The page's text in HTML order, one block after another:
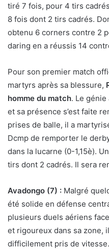
tiré 7 fois, pour 4 tirs
8 fois dont 2 tirs cadrés.
obtenu 6 corners contre 2
daring en a réussis 14
Pour son premier match
martyrs après sa blessure,
homme du match. Le génie
et sa présence s’est faite
prises de balle, il a
Dcmp de remporter le
dans la lucarne (0-1,15è).
tirs dont 2 cadrés. Il sera
Avadongo (7) : Malgré
été solide en défense
plusieurs duels aériens
et rigoureux dans sa zone,
difficilement pris de vitesse.